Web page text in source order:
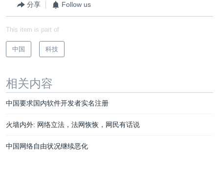
分享 Follow us
This item is part of
中国 科技
相关内容
中国要求国内软件开发者实名注册
火墙内外: 网络立法，法网恢恢，网民有话说
中国网络自由状况继续恶化